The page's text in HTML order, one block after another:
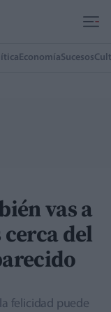
EconomíaSucesos
vas a
del
felicidad puede